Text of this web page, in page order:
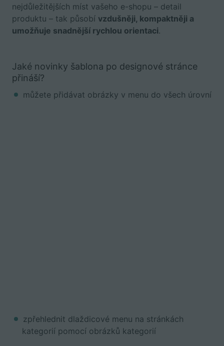
nejdůležitějších míst vašeho e-shopu – detail
produktu – tak působí vzdušněji, kompaktněji a
umožňuje snadnější rychlou orientaci.
Jaké novinky šablona po designové stránce
přináší?
můžete přidávat obrázky v menu do všech úrovní
zpřehlednit dlaždicové menu na stránkách
kategorií pomocí obrázků kategorií